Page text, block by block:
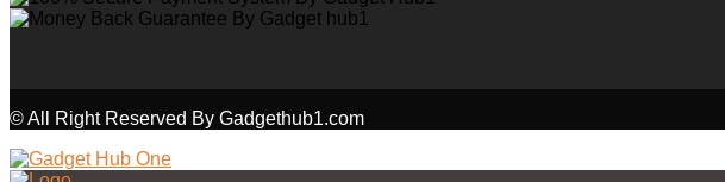
© All Right Reserved By Gadgethub1.com